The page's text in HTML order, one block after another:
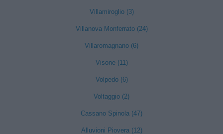
Villamiroglio (3)
Villanova Monferrato (24)
Villaromagnano (6)
Visone (11)
Volpedo (6)
Voltaggio (2)
Cassano Spinola (47)
Alluvioni Piovera (12)